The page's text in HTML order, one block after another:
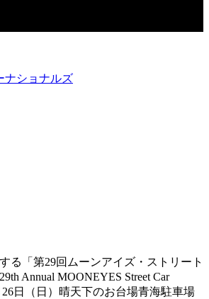
ナショナルズ
る「第29回ムーンアイズ・ストリート
Annual MOONEYES Street Car
26日（日）晴天下のお台場青海駐車場